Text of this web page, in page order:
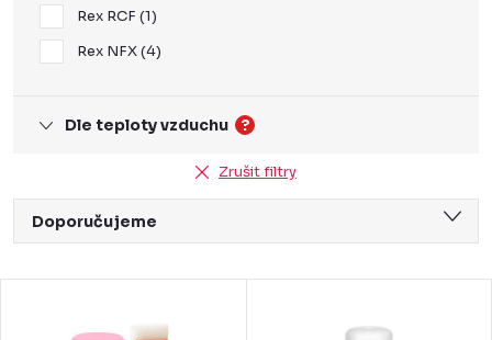
Rex RCF 1
Rex NFX 4
Dle teploty vzduchu ?
Zrušit filtry
Ř
a
Doporučujeme